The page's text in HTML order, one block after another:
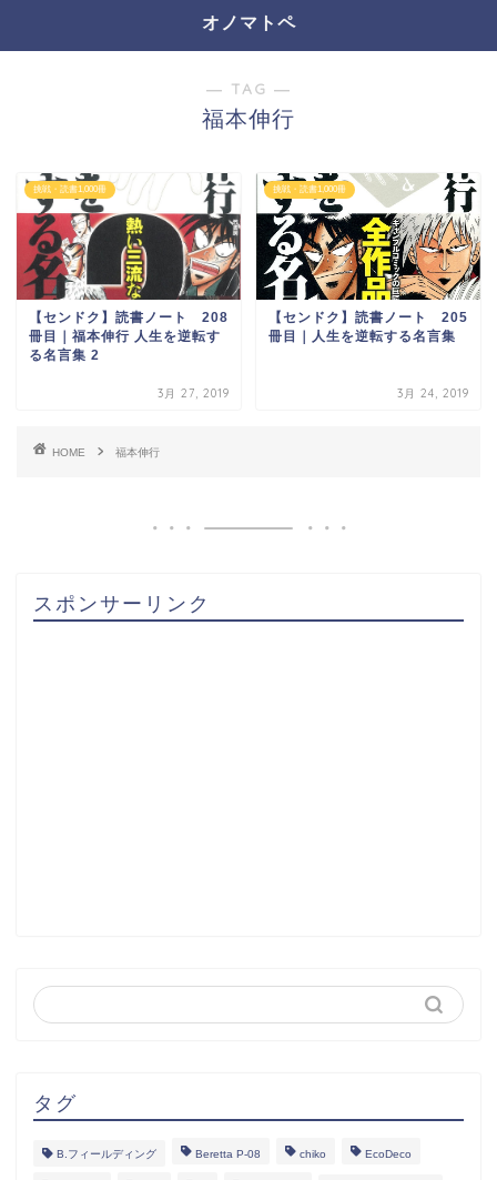
オノマトペ
― TAG ―
福本伸行
挑戦・読書1,000冊
【センドク】読書ノート 208
冊目｜福本伸行 人生を逆転す
る名言集 2
3月 27, 2019
挑戦・読書1,000冊
【センドク】読書ノート 205
冊目｜人生を逆転する名言集
3月 24, 2019
HOME 福本伸行
スポンサーリンク
タグ
B.フィールディング Beretta P-08 chiko EcoDeco